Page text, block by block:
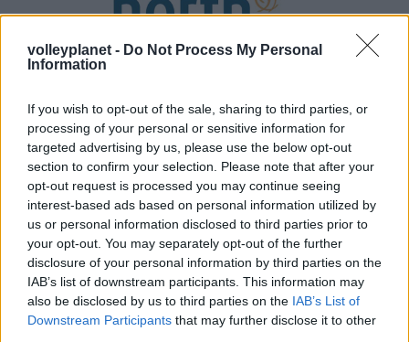
volleyplanet - Do Not Process My Personal
Information
If you wish to opt-out of the sale, sharing to third parties, or
processing of your personal or sensitive information for
targeted advertising by us, please use the below opt-out
section to confirm your selection. Please note that after your
opt-out request is processed you may continue seeing
interest-based ads based on personal information utilized by
us or personal information disclosed to third parties prior to
your opt-out. You may separately opt-out of the further
disclosure of your personal information by third parties on the
IAB’s list of downstream participants. This information may
also be disclosed by us to third parties on the IAB’s List of
Downstream Participants that may further disclose it to other
BEACH VOLLEY 29/06/2017
Αρχίζον τα Nort Area Beach Volley Circuit
Οι «μάχες» στο North Area Beach Volley Circuit ξεκινάνε από
την Θεσσαλονίκη και το τουρνουά που θα φιλοξενηθεί στο
Πολιτιστικό Κέντρο της Τούμπας υπό την αιγίδα της